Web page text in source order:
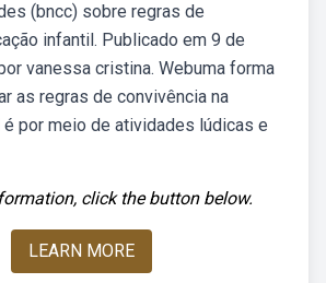
(bncc) sobre regras de
infantil. Publicado em 9 de
vanessa cristina. Webuma forma
as regras de convivência na
por meio de atividades lúdicas e
click the button below.
LEARN MORE